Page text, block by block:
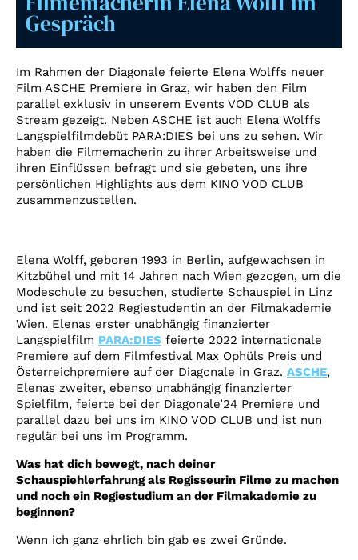
Account
Suche
Gespräch
Im Rahmen der Diagonale feierte Elena Wolffs neuer
Film ASCHE Premiere in Graz, wir haben den Film
parallel exklusiv in unserem Events VOD CLUB als
Stream gezeigt. Neben ASCHE ist auch Elena Wolffs
Langspielfilmdebüt PARA:DIES bei uns zu sehen. Wir
haben die Filmemacherin zu ihrer Arbeitsweise und
ihren Einflüssen befragt und sie gebeten, uns ihre
persönlichen Highlights aus dem KINO VOD CLUB
zusammenzustellen.
Elena Wolff, geboren 1993 in Berlin, aufgewachsen in
Kitzbühel und mit 14 Jahren nach Wien gezogen, um die
Modeschule zu besuchen, studierte Schauspiel in Linz
und ist seit 2022 Regiestudentin an der Filmakademie
Wien. Elenas erster unabhängig finanzierter
Langspielfilm PARA:DIES feierte 2022 internationale
Premiere auf dem Filmfestival Max Ophüls Preis und
Österreichpremiere auf der Diagonale in Graz. ASCHE,
Elenas zweiter, ebenso unabhängig finanzierter
Spielfilm, feierte bei der Diagonale’24 Premiere und
parallel dazu bei uns im KINO VOD CLUB und ist nun
regulär bei uns im Programm.
Was hat dich bewegt, nach deiner
Schauspiehlerfahrung als Regisseurin Filme zu machen
und noch ein Regiestudium an der Filmakademie zu
beginnen?
Wenn ich ganz ehrlich bin gab es zwei Gründe.